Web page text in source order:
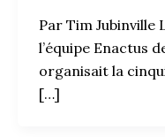
Par Tim Jubinville
l’équipe Enactus
organisait la
[…]